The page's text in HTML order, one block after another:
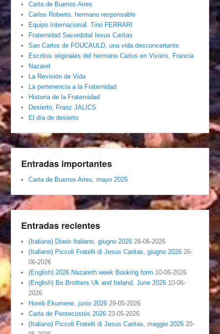
Carta de Buenos Aires
Carlos Roberto, hermano responsable
Equipo Internacional. Tino FERRARI
Fraternidad Sacerdotal Iesus Caritas
San Carlos de FOUCAULD, una vida desconcertante
Escritos originales del hermano Carlos en Viviers, Francia
Nazaret
La Revisión de Vida
La pertenencia a la Fraternidad
Historia de la Fraternidad
Desierto, Franz JALICS
El día de desierto
Entradas importantes
Carta de Buenos Aires, mayo 2025
Entradas recientes
(Italiano) Diario Italiano, giugno 2026 26-06-2026
(Italiano) Piccoli Fratelli di Jesus Caritas, giugno 2026 26-
06-2026
(English) 2026 Nazareth week Booking form 10-06-2026
(English) Be Brothers Uk and Ireland, June 2026 10-06-
2026
Horeb Ekumene, junio 2026 29-05-2026
Carta de Pentecostés 2026 23-05-2026
(Italiano) Piccoli Fratelli di Jesus Caritas, maggio 2026 20-